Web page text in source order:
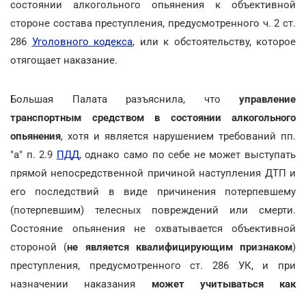
состоянии алкогольного опьянения к объективной
стороне состава преступления, предусмотренного ч. 2 ст.
286 Уголовного кодекса, или к обстоятельству, которое
отягощает наказание.
Большая Палата разъяснила, что управление
транспортным средством в состоянии алкогольного
опьянения, хотя и является нарушением требований пп.
"а" п. 2.9 ПДД, однако само по себе не может выступать
прямой непосредственной причиной наступления ДТП и
его последствий в виде причинения потерпевшему
(потерпевшим) телесных повреждений или смерти.
Состояние опьянения не охватывается объективной
стороной (не является квалифицирующим признаком)
преступления, предусмотренного ст. 286 УК, и при
назначении наказания может учитываться как